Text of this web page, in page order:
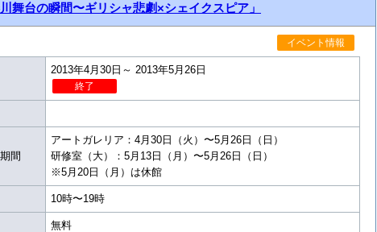
舞台の瞬間〜ギリシャ悲劇×シェイクスピア」
イベント情報
2013年4月30日～ 2013年5月26日
終了
間
アートガレリア：4月30日（火）〜5月26日（日）
研修室（大）：5月13日（月）〜5月26日（日）
※5月20日（月）は休館
10時〜19時
無料